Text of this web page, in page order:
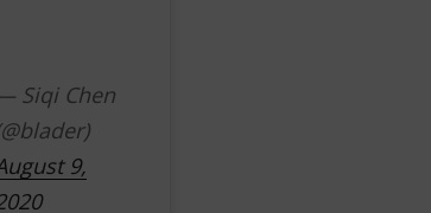
Siqi Chen
9,